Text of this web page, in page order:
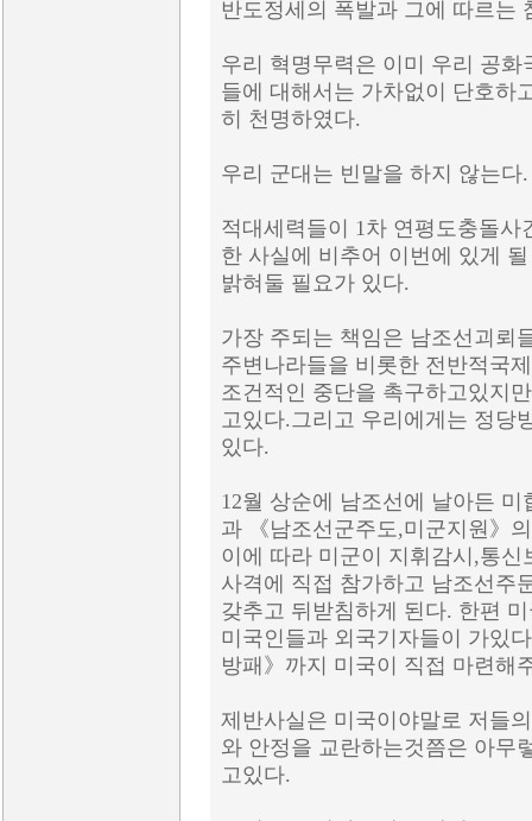
반도정세의 폭발과 그에 따르는
우리 혁명무력은 이미 우리 공
들에 대해서는 가차없이 단호하
히 천명하였다.
우리 군대는 빈말을 하지 않는다.
적대세력들이 1차 연평도충돌
한 사실에 비추어 이번에 있게
밝혀둘 필요가 있다.
가장 주되는 책임은 남조선괴뢰
주변나라들을 비롯한 전반적국
조건적인 중단을 촉구하고있지
고있다.그리고 우리에게는 정당
있다.
12월 상순에 남조선에 날아든
과 《남조선군주도,미군지원》
이에 따라 미군이 지휘감시,통
사격에 직접 참가하고 남조선주
갖추고 뒤받침하게 된다. 한편
미국인들과 외국기자들이 가있
방패》까지 미국이 직접 마련해
제반사실은 미국이야말로 저들
와 안정을 교란하는것쯤은 아무
고있다.